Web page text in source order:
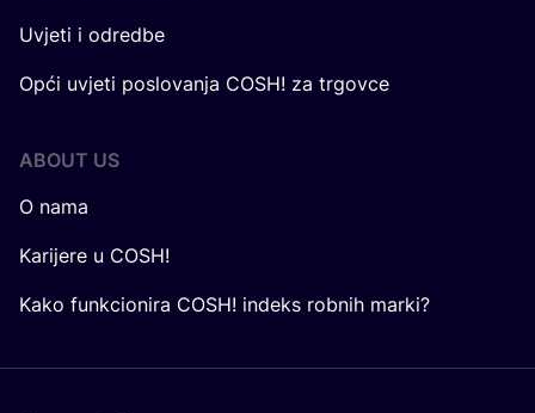
Uvjeti i odredbe
Opći uvjeti poslovanja COSH! za trgovce
ABOUT US
O nama
Karijere u COSH!
Kako funkcionira COSH! indeks robnih marki?